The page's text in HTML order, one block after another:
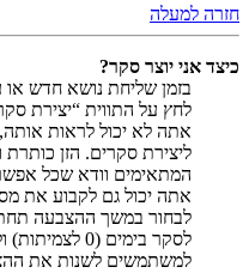
חזרה למעלה
כיצד אני יוצר סקר?
בזמן שליחת נושא חדש
לחץ על התווית “יצירת
אתה לא יכול לראות
ליצירת סקרים. הזן
המתאימים וודא שכל
אתה יכול גם לקבוע את
לבחור במשך ההצבעה
לסקר בימים
למשתמשים לשנות את